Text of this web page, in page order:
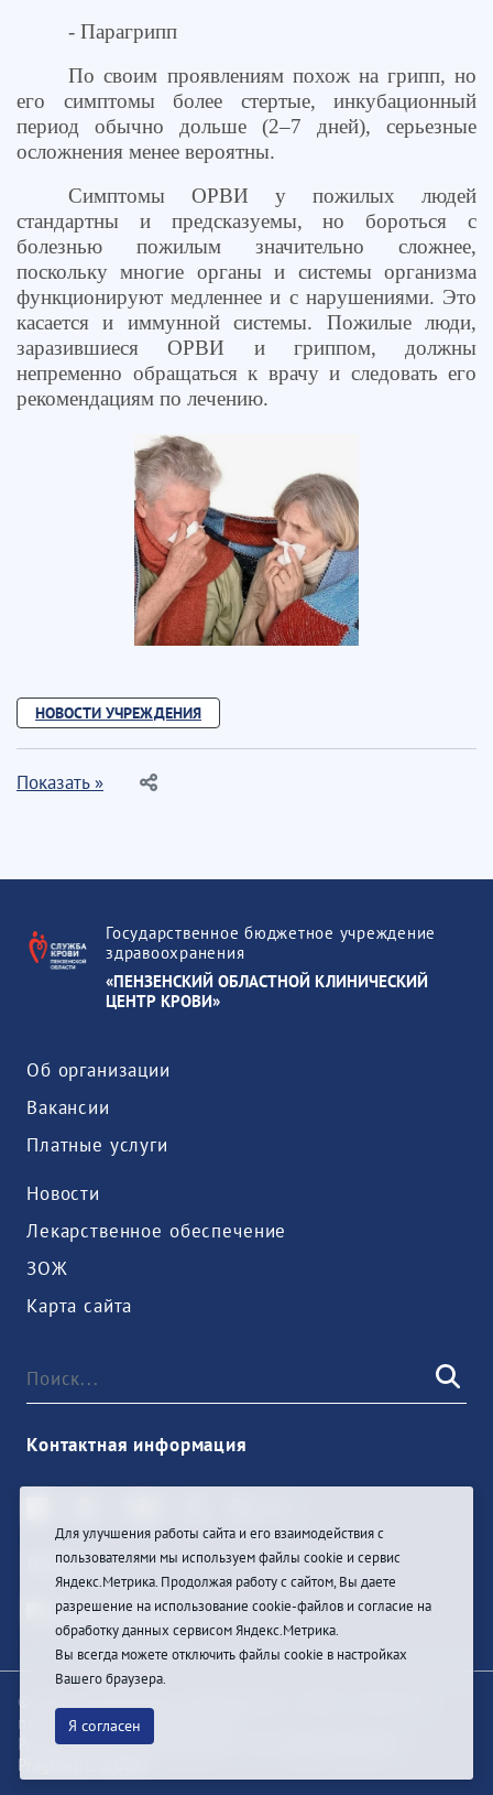
- Парагрипп
По своим проявлениям похож на грипп, но
его симптомы более стертые, инкубационный
период обычно дольше (2–7 дней), серьезные
осложнения менее вероятны.
Симптомы ОРВИ у пожилых людей
стандартны и предсказуемы, но бороться с
болезнью пожилым значительно сложнее,
поскольку многие органы и системы организма
функционируют медленнее и с нарушениями. Это
касается и иммунной системы. Пожилые люди,
заразившиеся ОРВИ и гриппом, должны
непременно обращаться к врачу и следовать его
рекомендациям по лечению.
НОВОСТИ УЧРЕЖДЕНИЯ
Показать »
Государственное бюджетное учреждение
здравоохранения
«ПЕНЗЕНСКИЙ ОБЛАСТНОЙ КЛИНИЧЕСКИЙ
ЦЕНТР КРОВИ»
Об организации
Вакансии
Платные услуги
Новости
Лекарственное обеспечение
ЗОЖ
Карта сайта
Контактная информация
Войти
© При цитировании информации с сайта ссылка на
первоисточник обязательна
Разработка и техподдержка сайта
Pragmatic Studio
Для улучшения работы сайта и его взаимодействия с
пользователями мы используем файлы cookie и сервис
Яндекс.Метрика. Продолжая работу с сайтом, Вы даете
разрешение на использование cookie-файлов и согласие на
обработку данных сервисом Яндекс.Метрика.
Вы всегда можете отключить файлы cookie в настройках
Вашего браузера.
Я согласен